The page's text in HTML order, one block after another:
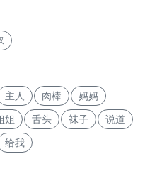
主人 肉棒 妈妈
姐 舌头 袜子 说道
给我